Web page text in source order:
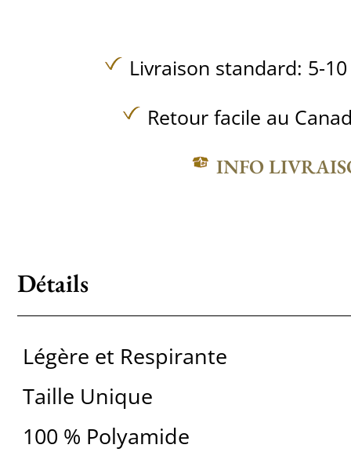
Livraison standard: 5-
Retour facile au
INFO
Détails
Légère et Respirante
Taille Unique
100 % Polyamide